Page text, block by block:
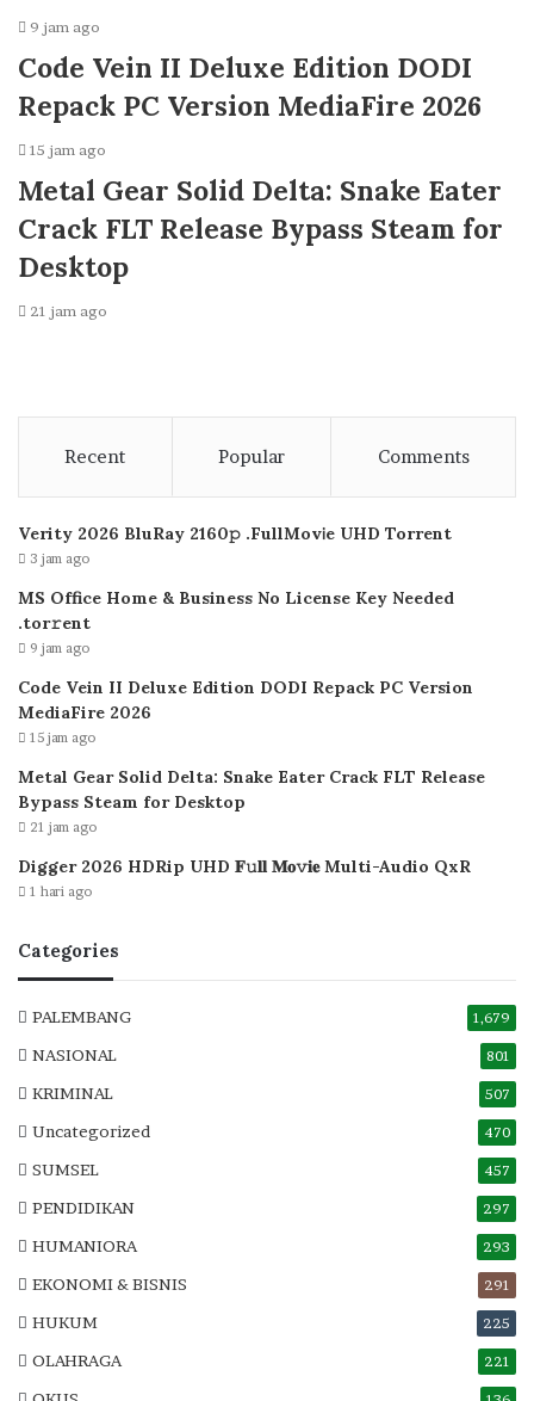
9 jam ago
Code Vein II Deluxe Edition DODI
Repack PC Version MediaFire 2026
15 jam ago
Metal Gear Solid Delta: Snake Eater
Crack FLT Release Bypass Steam for
Desktop
21 jam ago
Recent Popular Comments
Verity 2026 BluRay 2160𝚙 .FullMov𝗂e UHD Torrent
3 jam ago
MS Office Home & Business No License Key Needed
.tоr𝚛еnt
9 jam ago
Code Vein II Deluxe Edition DODI Repack PC Version
MediaFire 2026
15 jam ago
Metal Gear Solid Delta: Snake Eater Crack FLT Release
Bypass Steam for Desktop
21 jam ago
Digger 2026 HDRip UHD 𝐅𝚞𝐥𝐥 𝐌𝐨𝚟𝐢𝐞 Multi-Audio QxR
1 hari ago
Categories
PALEMBANG 1,679
NASIONAL 801
KRIMINAL 507
Uncategorized 470
SUMSEL 457
PENDIDIKAN 297
HUMANIORA 293
EKONOMI & BISNIS 291
HUKUM 225
OLAHRAGA 221